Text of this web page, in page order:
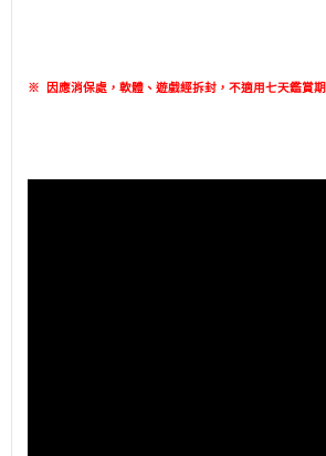
※ 因應消保處，軟體、遊戲經拆封，不適用七天鑑賞期